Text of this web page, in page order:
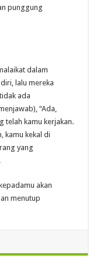
punggung
dalam
lalu mereka
ada
“Ada,
telah kamu kerjakan.
kamu kekal di
yang
akan
menutup